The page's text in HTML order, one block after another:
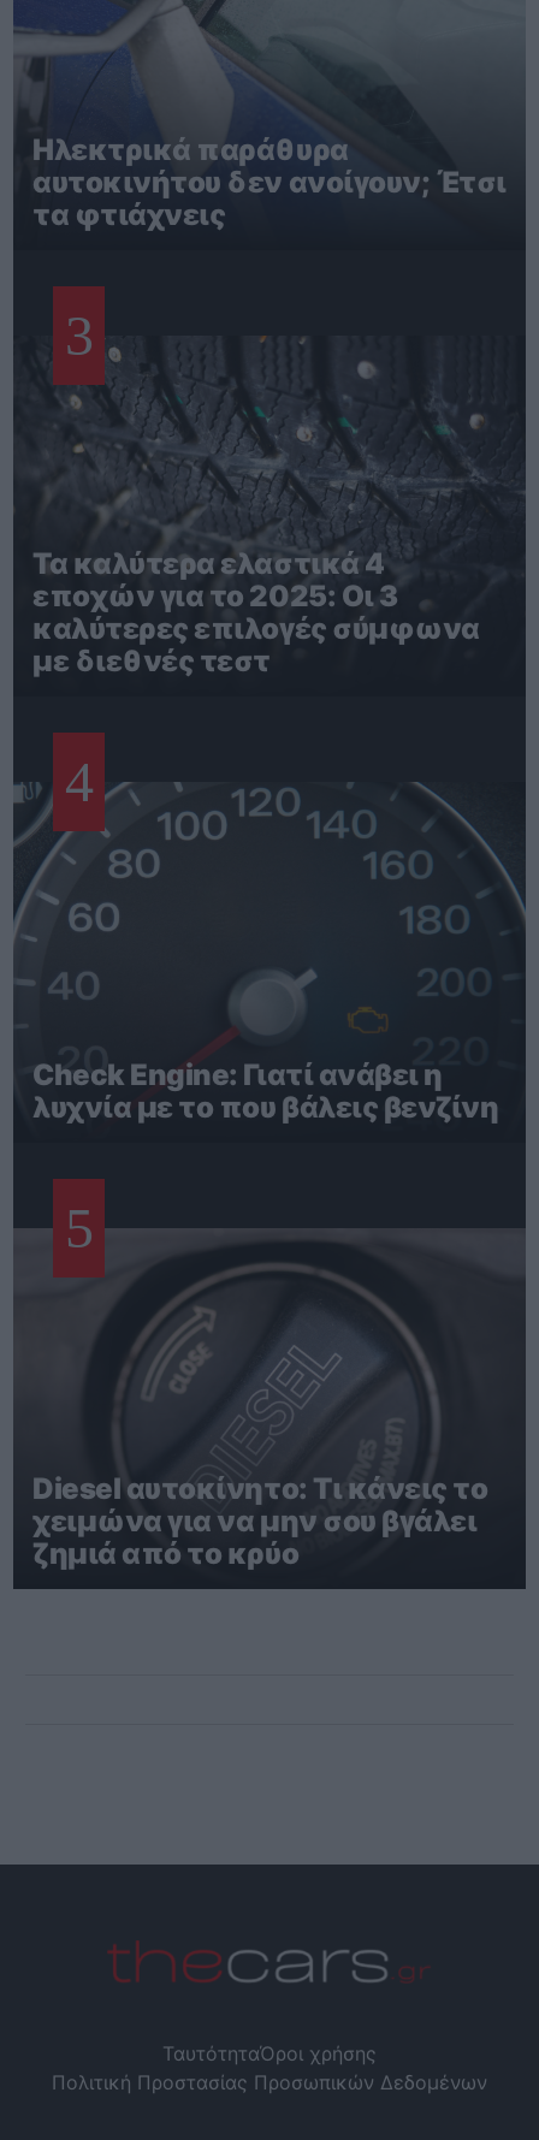
Ηλεκτρικά παράθυρα
αυτοκινήτου δεν ανοίγουν; Έτσι
τα φτιάχνεις
3
Τα καλύτερα ελαστικά 4
εποχών για το 2025: Οι 3
καλύτερες επιλογές σύμφωνα
με διεθνές τεστ
4
Check Engine: Γιατί ανάβει η
λυχνία με το που βάλεις βενζίνη
5
Diesel αυτοκίνητο: Τι κάνεις το
χειμώνα για να μην σου βγάλει
ζημιά από το κρύο
ΤαυτότηταΌροι χρήσης
Πολιτική Προστασίας Προσωπικών Δεδομένων